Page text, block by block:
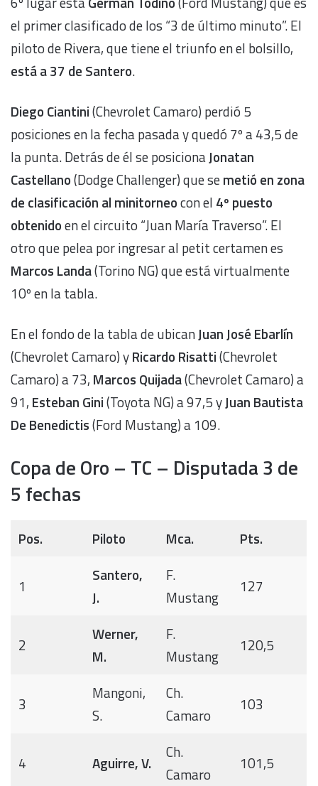
el primer clasificado de los “3 de último minuto”. El
piloto de Rivera, que tiene el triunfo en el bolsillo,
está a 37 de Santero.
Diego Ciantini(Chevrolet Camaro) perdió 5
posiciones en la fecha pasada y quedó 7º a 43,5 de
la punta. Detrás de él se posicionaJonatan
Castellano(Dodge Challenger) que semetió en zona
de clasificación al minitorneocon el 4º puesto
obtenidoen el circuito “Juan María Traverso”. El
otro que pelea por ingresar al petit certamen es
Marcos Landa(Torino NG) que está virtualmente
10º en la tabla.
En el fondo de la tabla de ubicanJuan José Ebarlín
(Chevrolet Camaro) yRicardo Risatti(Chevrolet
Camaro) a 73, Marcos Quijada(Chevrolet Camaro) a
91, Esteban Gini(Toyota NG) a 97,5 yJuan Bautista
De Benedictis(Ford Mustang) a 109.
Copa de Oro – TC – Disputada 3 de
5 fechas
Pos. Piloto Mca. Pts.
1
Santero,
J.
F.
Mustang
127
2
Werner,
M.
F.
Mustang
120,5
3
Mangoni,
S.
Ch.
Camaro
103
4 Aguirre, V.
Ch.
Camaro
101,5